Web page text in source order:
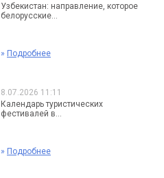
Узбекистан: направление, которое
белорусские...
» Подробнее
8.07.2026 11:11
Календарь туристических
фестивалей в...
» Подробнее